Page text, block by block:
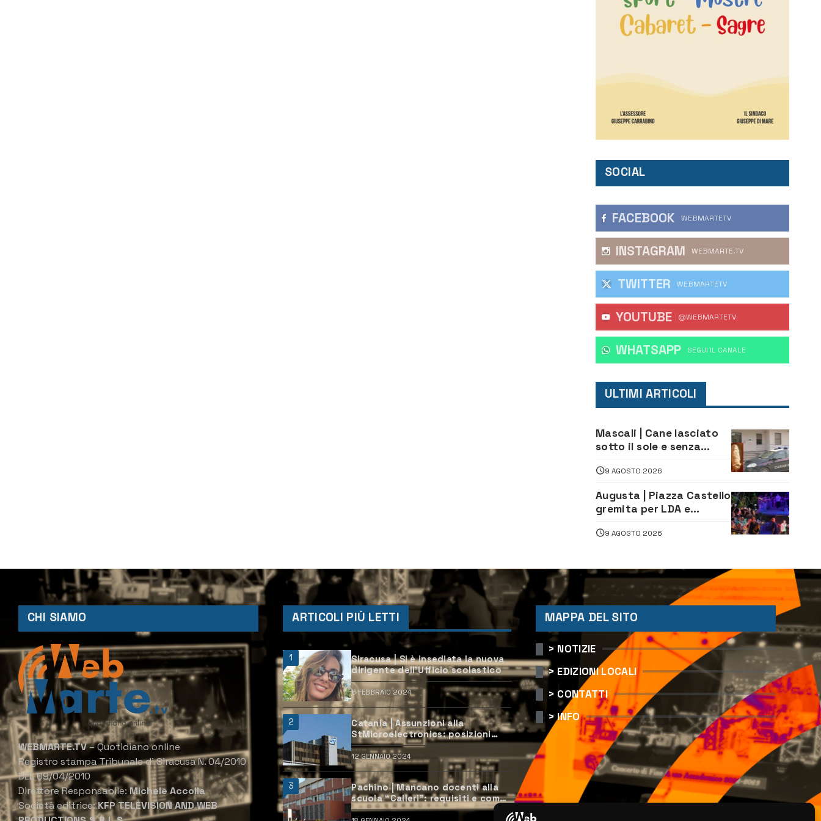
SOCIAL
FACEBOOK WEBMARTETV
INSTAGRAM WEBMARTE.TV
TWITTER WEBMARTETV
YOUTUBE @WEBMARTETV
WHATSAPP ‎SEGUI IL CANALE
ULTIMI ARTICOLI
Mascali | Cane lasciato
sotto il sole e senza
denunciano proprietario
9 AGOSTO 2026
Augusta | Piazza Castello
gremita per LDA e
ed emozioni per
9 AGOSTO 2026
CHI SIAMO
WEBMARTE.TV– Quotidiano online
Registro stampa Tribunale di Siracusa N. 04/2010
DEL 09/04/2010
Direttore Responsabile:Michele Accolla
Società editrice:KFP TELEVISION AND WEB
ARTICOLI PIÙ LETTI
1
Siracusa | Si è insediata la nuova
dirigente dell’Ufficio scolastico
6 FEBBRAIO 2024
2
Catania | Assunzioni alla
StMicroelectronics: posizioni
aperte e come candidarsi
12 GENNAIO 2024
3
Pachino | Mancano docenti alla
scuola “Calleri”: requisiti e come
candidarsi
MAPPA DEL SITO
> NOTIZIE
> EDIZIONI LOCALI
> CONTATTI
> INFO